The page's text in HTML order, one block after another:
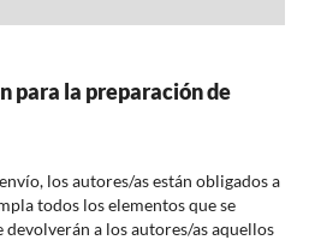
para la preparación de
los autores/as están obligados a
todos los elementos que se
a los autores/as aquellos